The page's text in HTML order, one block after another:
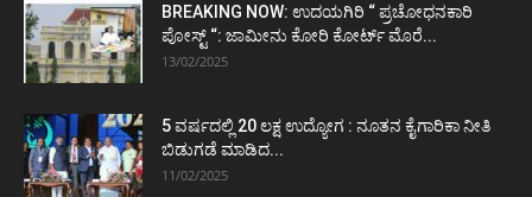
BREAKING NOW: ಉದಯಗಿರಿ “ ಪ್ರಚೋಧನಕಾರಿ
ಪೋಸ್ಟ್‌ “: ಜಾಮೀನು ಕೋರಿ ಕೋರ್ಟ್‌ ಮೊರೆ...
13/02/2025
5 ವರ್ಷದಲ್ಲಿ 20 ಲಕ್ಷ ಉದ್ಯೋಗ : ನೂತನ ಕೈಗಾರಿಕಾ ನೀತಿ
ಬಿಡುಗಡೆ ಮಾಡಿದ...
11/02/2025